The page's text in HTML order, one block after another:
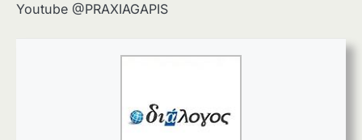
Youtube @PRAXIAGAPIS